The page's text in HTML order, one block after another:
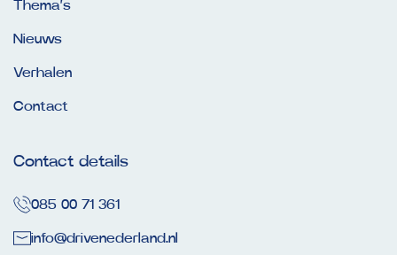
Thema’s
Nieuws
Verhalen
Contact
Contact details
085 00 71 361
info@drivenederland.nl